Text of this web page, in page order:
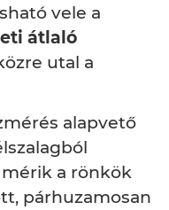
vele a
átlaló
utal a
alapvető
a rönkök
párhuzamosan